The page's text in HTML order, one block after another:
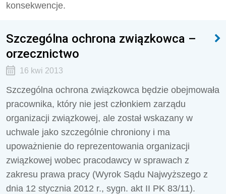
konsekwencje.
Szczególna ochrona związkowca –
orzecznictwo
16 kwi 2013
Szczególna ochrona związkowca będzie obejmowała
pracownika, który nie jest członkiem zarządu
organizacji związkowej, ale został wskazany w
uchwale jako szczególnie chroniony i ma
upoważnienie do reprezentowania organizacji
związkowej wobec pracodawcy w sprawach z
zakresu prawa pracy (Wyrok Sądu Najwyższego z
dnia 12 stycznia 2012 r., sygn. akt II PK 83/11).